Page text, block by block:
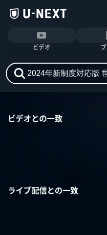
ビデオ
ビデオとの一致
ライブ配信との一致